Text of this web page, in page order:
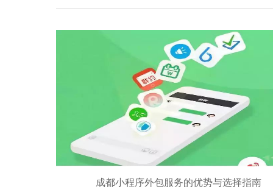
成都小程序外包服务的优势与选择指南